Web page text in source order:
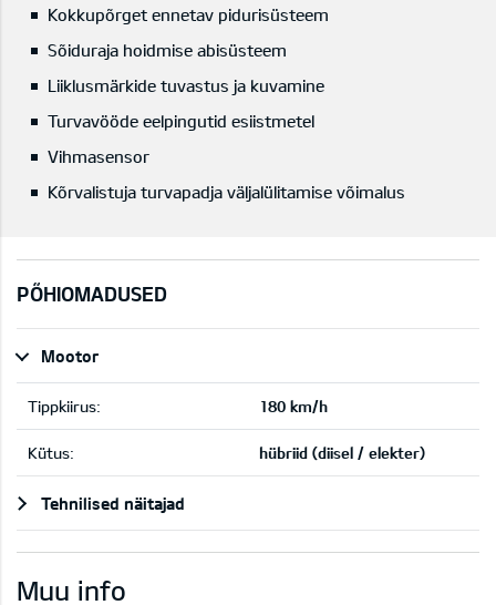
Kokkupõrget ennetav pidurisüsteem
Sõiduraja hoidmise abisüsteem
Liiklusmärkide tuvastus ja kuvamine
Turvavööde eelpingutid esiistmetel
Vihmasensor
Kõrvalistuja turvapadja väljalülitamise võimalus
PÕHIOMADUSED
Mootor
Tippkiirus: 180 km/h
Kütus: hübriid (diisel / elekter)
Tehnilised näitajad
Muu info